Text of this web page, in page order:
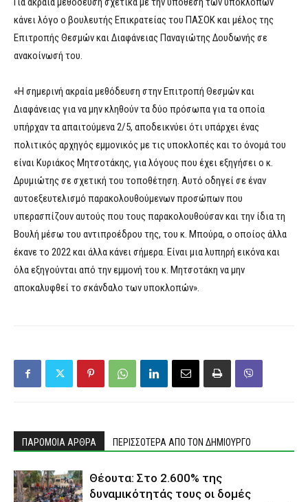
κάνει λόγο ο βουλευτής Επικρατείας του ΠΑΣΟΚ και μέλος της
Επιτροπής Θεσμών και Διαφάνειας Παναγιώτης Δουδωνής σε
ανακοίνωσή του.
«Η σημερινή ακραία μεθόδευση στην Επιτροπή Θεσμών και
Διαφάνειας για να μην κληθούν τα δύο πρόσωπα για τα οποία
υπήρχαν τα απαιτούμενα 2/5, αποδεικνύει ότι υπάρχει ένας
πολιτικός αρχηγός εμμονικός με τις υποκλοπές και το όνομά του
είναι Κυριάκος Μητσοτάκης, για λόγους που έχει εξηγήσει ο κ.
Δρυμιώτης σε σχετική του τοποθέτηση. Αυτό οδηγεί σε έναν
αυτοεξευτελισμό παρακολουθούμενων προσώπων που
υπερασπίζουν αυτούς που τους παρακολουθούσαν και την ίδια τη
Βουλή μέσω του αντιπροέδρου της, του κ. Μπούρα, ο οποίος άλλα
έκανε το 2022 και άλλα κάνει σήμερα. Είναι μια λυπηρή εικόνα και
όλα εξηγούνται από την εμμονή του κ. Μητσοτάκη να μην
αποκαλυφθεί το σκάνδαλο των υποκλοπών».
ΠΑΡΟΜΟΙΑ ΑΡΘΡΑ ΠΕΡΙΣΣΟΤΕΡΑ ΑΠΟ ΤΟΝ ΔΗΜΙΟΥΡΓΟ
Θέουτα: Στο 2.600% της
δυναμικότητάς τους οι δομές